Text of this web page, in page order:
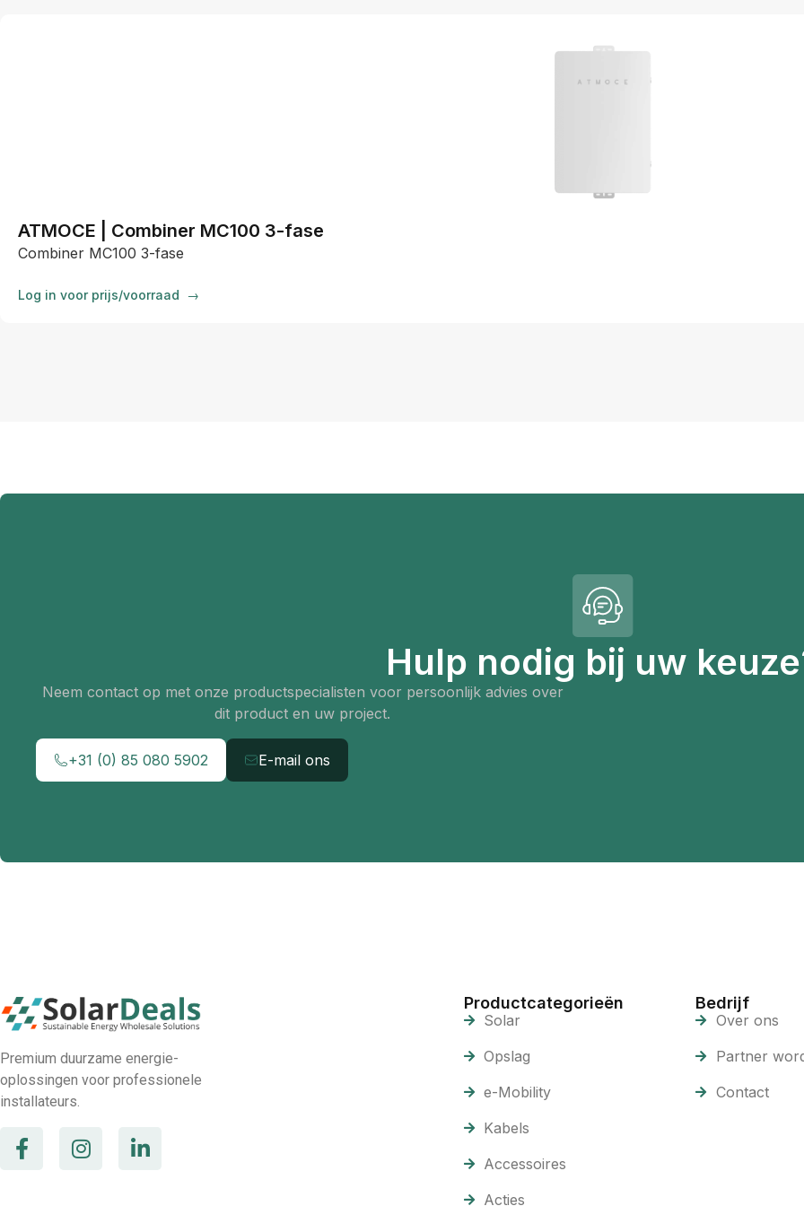
ATMOCE | Combiner MC100 3-fase
Combiner MC100 3-fase
Log in voor prijs/voorraad →
Hulp nodig bij uw
Neem contact op met onze productspecialisten voor persoonlijk advies over
dit product en uw project.
+31 (0) 85 080 5902 E-mail ons
Premium duurzame energie-
oplossingen voor professionele
installateurs.
Productcategorieën
Solar
Opslag
e-Mobility
Kabels
Accessoires
Acties
Bedrijf
Over ons
Partner
Contact